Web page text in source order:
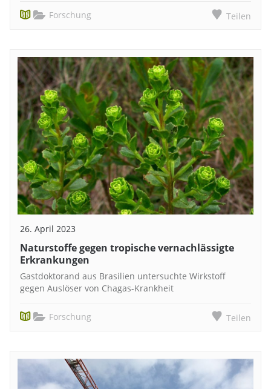
Forschung Teilen
26. April 2023
Naturstoffe gegen tropische vernachlässigte
Erkrankungen
Gastdoktorand aus Brasilien untersuchte Wirkstoff
gegen Auslöser von Chagas-Krankheit
Forschung Teilen